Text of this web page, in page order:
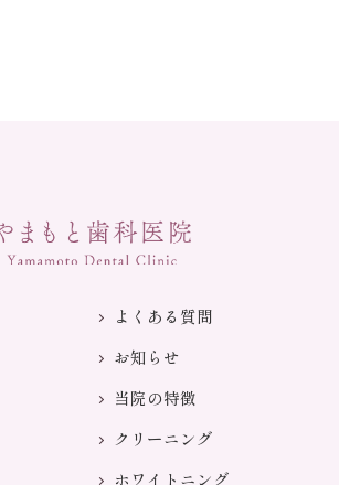
よくある質問
お知らせ
当院の特徴
クリーニング